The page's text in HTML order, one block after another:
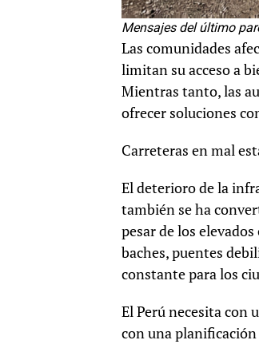
Mensajes del último
Las comunidades
limitan su acceso a
Mientras tanto, las
ofrecer soluciones
Carreteras en mal
El deterioro de la
también se ha
pesar de los
baches, puentes
constante para los
El Perú necesita con
con una